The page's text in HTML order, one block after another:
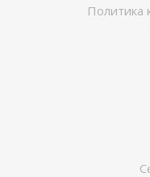
Политика